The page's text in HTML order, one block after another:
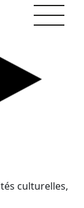
culturelles,